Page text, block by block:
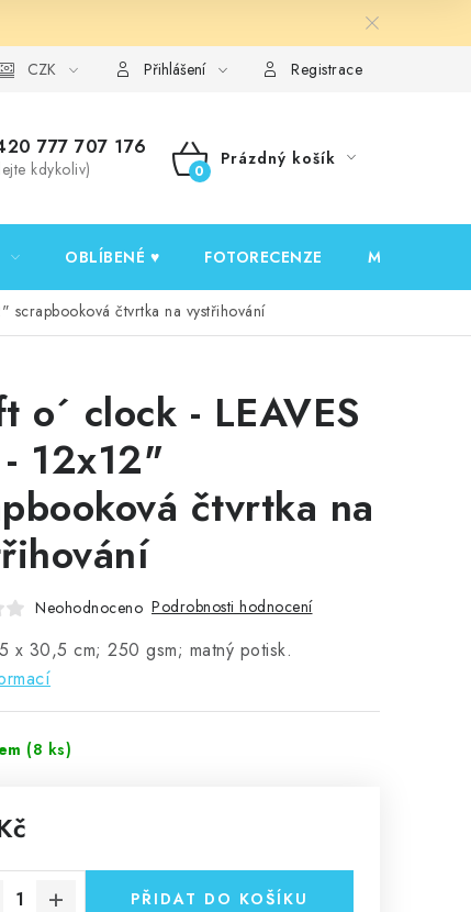
osobních údajů Ověřování recenzí
CZK Přihlášení Registrace
777 707 176
kdykoliv)
NÁKUPNÍ
Prázdný košík
OBLÍBENÉ ♥️ FOTORECENZE MOJE
scrapbooková čtvrtka na vystřihování
o´ clock - LEAVES
12x12"
čtvrtka na
Neohodnoceno Podrobnosti hodnocení
x 30,5 cm; 250 gsm; matný potisk.
(8 ks)
PŘIDAT DO KOŠÍKU